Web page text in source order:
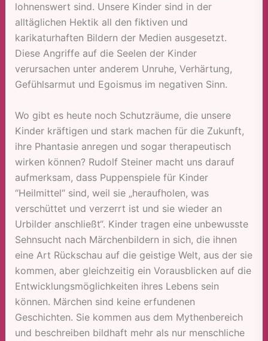
lohnenswert sind. Unsere Kinder sind in der
alltäglichen Hektik all den fiktiven und
karikaturhaften Bildern der Medien ausgesetzt.
Diese Angriffe auf die Seelen der Kinder
verursachen unter anderem Unruhe, Verhärtung,
Gefühlsarmut und Egoismus im negativen Sinn.
Wo gibt es heute noch Schutzräume, die unsere
Kinder kräftigen und stark machen für die Zukunft,
ihre Phantasie anregen und sogar therapeutisch
wirken können? Rudolf Steiner macht uns darauf
aufmerksam, dass Puppenspiele für Kinder
“Heilmittel“ sind, weil sie „heraufholen, was
verschüttet und verzerrt ist und sie wieder an
Urbilder anschließt“. Kinder tragen eine unbewusste
Sehnsucht nach Märchenbildern in sich, die ihnen
eine Art Rückschau auf die geistige Welt, aus der sie
kommen, aber gleichzeitig ein Vorausblicken auf die
Entwicklungsmöglichkeiten ihres Lebens sein
können. Märchen sind keine erfundenen
Geschichten. Sie kommen aus dem Mythenbereich
und beschreiben bildhaft mehr als nur menschliche